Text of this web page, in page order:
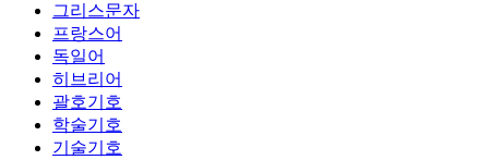
그리스문자
프랑스어
독일어
히브리어
괄호기호
학술기호
기술기호